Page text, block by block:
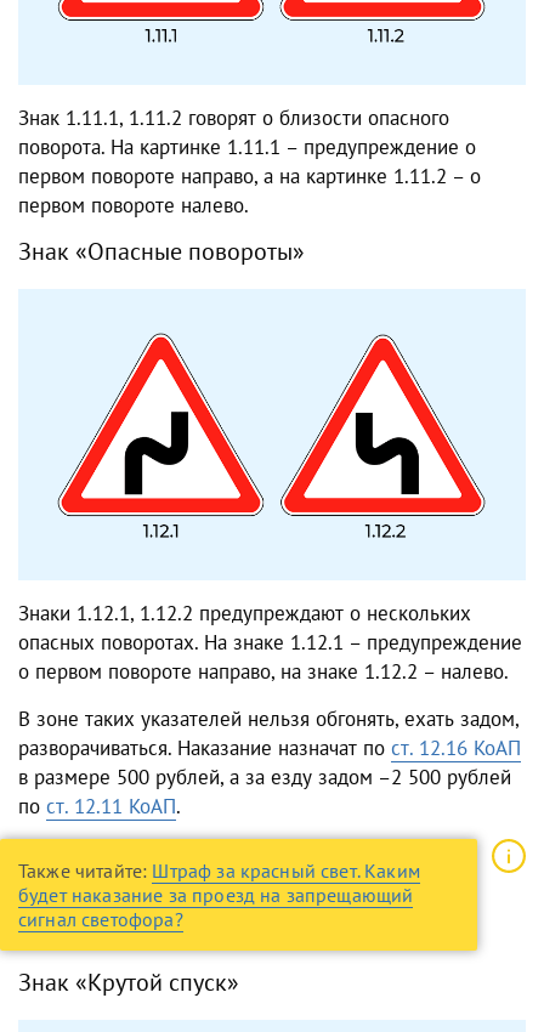
Знак 1.11.1, 1.11.2 говорят о близости опасного
поворота. На картинке 1.11.1 – предупреждение о
первом повороте направо, а на картинке 1.11.2 – о
первом повороте налево.
Знак «Опасные повороты»
Знаки 1.12.1, 1.12.2 предупреждают о нескольких
опасных поворотах. На знаке 1.12.1 – предупреждение
о первом повороте направо, на знаке 1.12.2 – налево.
В зоне таких указателей нельзя обгонять, ехать задом,
разворачиваться. Наказание назначат по ст. 12.16 КоАП
в размере 500 рублей, а за езду задом –2 500 рублей
по ст. 12.11 КоАП.
Также читайте: Штраф за красный свет. Каким
будет наказание за проезд на запрещающий
сигнал светофора?
Знак «Крутой спуск»